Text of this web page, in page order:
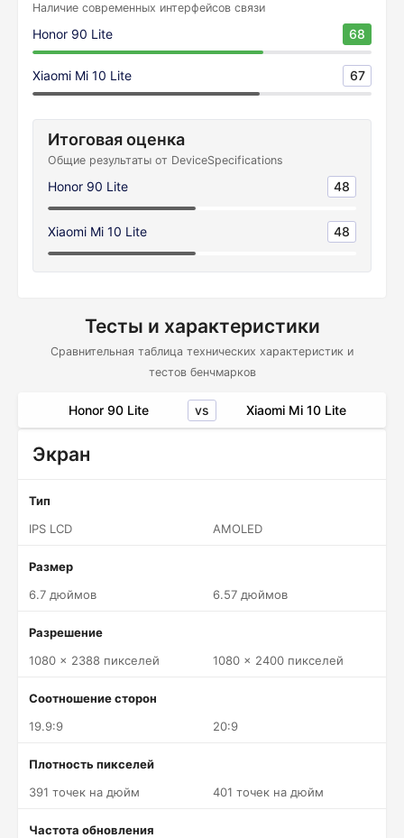
Наличие современных интерфейсов связи
Honor 90 Lite 68
Xiaomi Mi 10 Lite 67
Итоговая оценка
Общие результаты от DeviceSpecifications
Honor 90 Lite 48
Xiaomi Mi 10 Lite 48
Тесты и характеристики
Сравнительная таблица технических характеристик и
тестов бенчмарков
Honor 90 Lite vs Xiaomi Mi 10 Lite
Экран
Тип
IPS LCD
AMOLED
Размер
6.7 дюймов
6.57 дюймов
Разрешение
1080 x 2388 пикселей
1080 x 2400 пикселей
Соотношение сторон
19.9:9
20:9
Плотность пикселей
391 точек на дюйм
401 точек на дюйм
Частота обновления